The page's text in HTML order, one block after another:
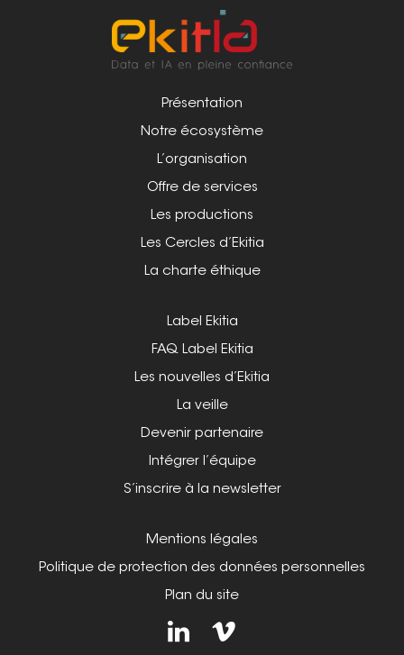
Présentation
Notre écosystème
L’organisation
Offre de services
Les productions
Les Cercles d’Ekitia
La charte éthique
Label Ekitia
FAQ Label Ekitia
Les nouvelles d’Ekitia
La veille
Devenir partenaire
Intégrer l’équipe
S’inscrire à la newsletter
Mentions légales
Politique de protection des données personnelles
Plan du site